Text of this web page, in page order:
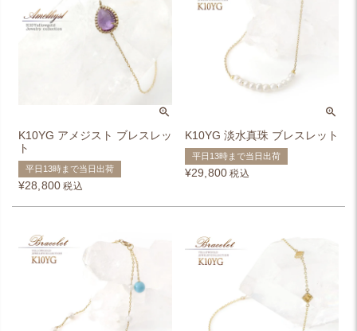
K10YG アメジスト ブレスレッ
ト
平日13時まで当日出荷
¥28,800 税込
K10YG 淡水真珠 ブレスレット
平日13時まで当日出荷
¥29,800 税込